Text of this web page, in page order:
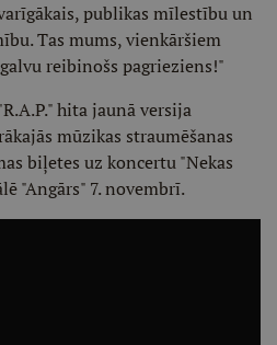
publikas mīlestību un
Tas mums, vienkāršiem
reibinošs pagrieziens!"
hita jaunā versija
mūzikas straumēšanas
biļetes uz koncertu "Nekas
"Angārs" 7. novembrī.